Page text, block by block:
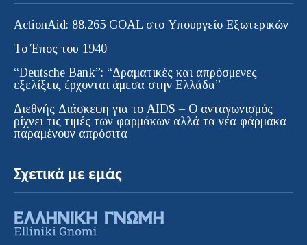
ActionAid: 88.265 GOAL στο Υπουργείο Εξωτερικών
Το Έπος του 1940
“Deutsche Bank”: “Δραματικές και απρόσμενες
εξελίξεις έρχονται άμεσα στην Ελλάδα”
Διεθνής Διάσκεψη για το AIDS – Ο ανταγωνισμός
ρίχνει τις τιμές των φαρμάκων αλλά τα νέα φάρμακα
παραμένουν απρόσιτα
Σχετικά με εμάς